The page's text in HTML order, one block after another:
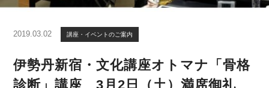
2019.03.02 講座・イベントのご案内
伊勢丹新宿・文化講座オトマナ「骨格
診断」講座 3月2日（土）満席御礼